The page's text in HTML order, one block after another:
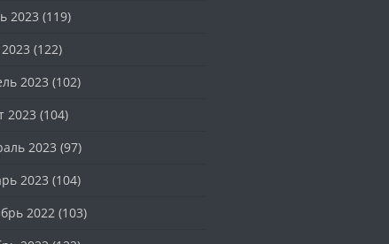
2023 (119)
(122)
2023 (102)
2023 (104)
2023 (97)
2023 (104)
2022(103)